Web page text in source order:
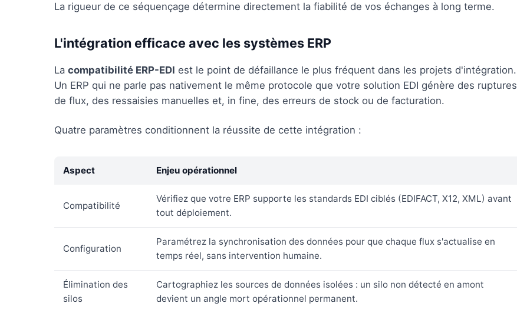
La rigueur de ce séquençage détermine directement la fiabilité de vos échanges à long terme.
L'intégration efficace avec les systèmes ERP
La compatibilité ERP-EDI est le point de défaillance le plus fréquent dans les projets d'intégration.
Un ERP qui ne parle pas nativement le même protocole que votre solution EDI génère des ruptures
de flux, des ressaisies manuelles et, in fine, des erreurs de stock ou de facturation.
Quatre paramètres conditionnent la réussite de cette intégration :
Aspect Enjeu opérationnel
Compatibilité
Vérifiez que votre ERP supporte les standards EDI ciblés (EDIFACT, X12, XML) avant
tout déploiement.
Configuration
Paramétrez la synchronisation des données pour que chaque flux s'actualise en
temps réel, sans intervention humaine.
Élimination des
silos
Cartographiez les sources de données isolées : un silo non détecté en amont
devient un angle mort opérationnel permanent.